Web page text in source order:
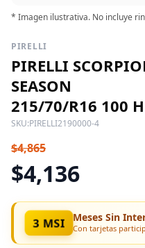
* Imagen ilustrativa. No incluye
PIRELLI
PIRELLI
SEASON
215/70/R16 100 H
SKU:PIRELLI2190000-4
$4,865
$4,136
3 MSI Meses Sin
Con tarjetas